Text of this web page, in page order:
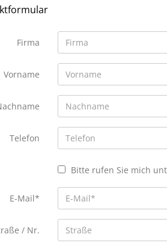
Firma
Vorname
Telefon
Bitte rufen Sie mich
E-Mail*
/ Nr.